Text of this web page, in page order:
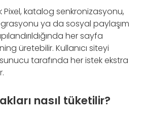
katalog senkronizasyonu,
ya da sosyal paylaşım
her sayfa
üretebilir. Kullanıcı siteyi
tarafında her istek ekstra
nasıl tüketilir?